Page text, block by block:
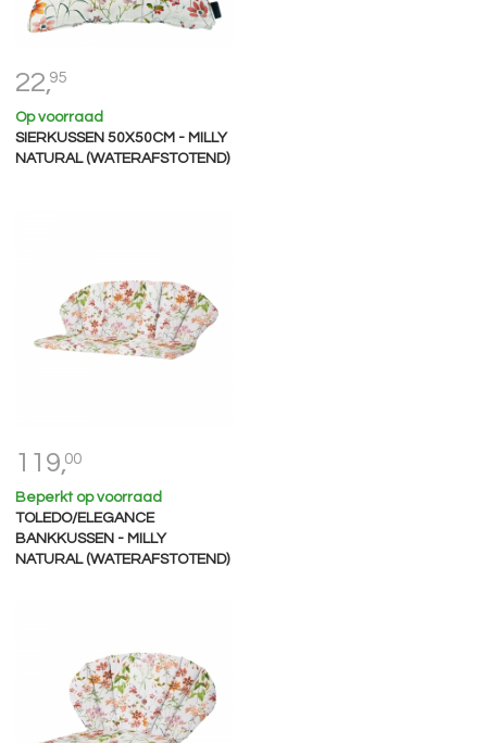
22,95
Op voorraad
SIERKUSSEN 50X50CM - MILLY
NATURAL (WATERAFSTOTEND)
119,00
Beperkt op voorraad
TOLEDO/ELEGANCE
BANKKUSSEN - MILLY
NATURAL (WATERAFSTOTEND)